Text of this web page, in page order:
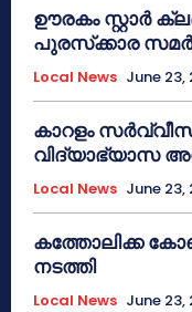
ഊരകം സ്റ്റാർ
പുരസ്‌ക്കാര
Local News June 23,
കാറളം
വിദ്യാഭ്യാസ
Local News June 23,
കത്തോലിക്ക
നടത്തി
Local News June 23,